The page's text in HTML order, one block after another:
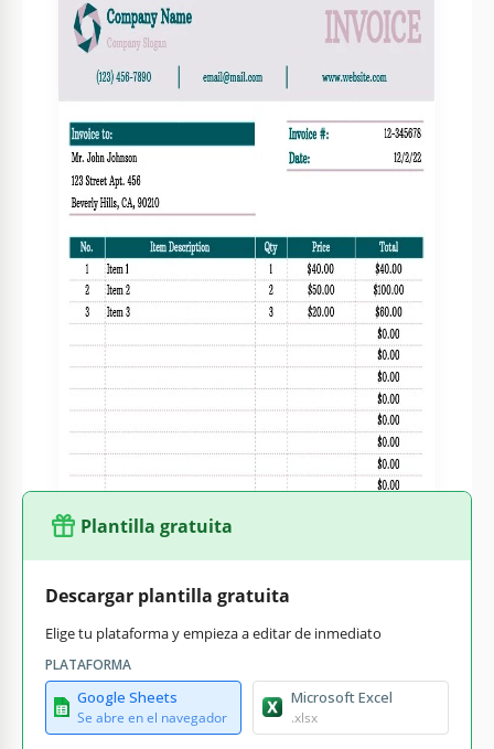
Formato
Google Sheets, Microsoft Excel
December 7, 2021
Última actualización
August 4, 2026
Comunidad
Añadido a colecciones por 7 Usuarios
Estadísticas de uso
1 descargas este mes
Sobre esta plantilla
Esta factura verde te permitirá impresionar a tus clientes
con los excelentes servicios proporcionados por tu empresa.
El tono de verde que utilizamos para la plantilla se ve
bastante sólido. Para hacer tu factura diferente de todas las
demás, añadimos un poco de rosa. Puedes personalizar la
plantilla añadiendo el nombre y logotipo de tu empresa en
la parte superior de la página y editando cualquier otro
detalle en Google Docs.
Plantilla gratuita
Descargar plantilla gratuita
Elige tu plataforma y empieza a editar de inmediato
PLATAFORMA
Google Sheets
Se abre en el navegador
Microsoft Excel
.xlsx